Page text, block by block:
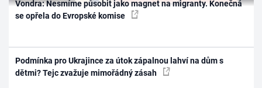
Vondra: Nesmíme působit jako magnet na migranty. Konečná
se opřela do Evropské komise
Podmínka pro Ukrajince za útok zápalnou lahví na dům s
dětmi? Tejc zvažuje mimořádný zásah